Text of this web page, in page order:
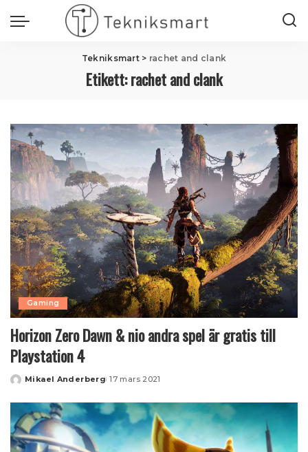
Tekniksmart> rachet and clank
Etikett:rachet and clank
Gaming
Horizon Zero Dawn & nio andra spel är gratis till
Playstation 4
Posted
Mikael Anderberg 17 mars 2021